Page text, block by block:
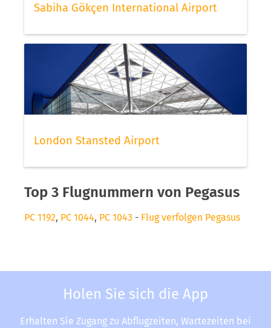
Sabiha Gökçen International Airport
London Stansted Airport
Top 3 Flugnummern von Pegasus
PC 1192, PC 1044, PC 1043 - Flug verfolgen Pegasus
Holen Sie sich die App
Erhalten Sie Zugang zu Abflugzeiten, Wartezeiten bei